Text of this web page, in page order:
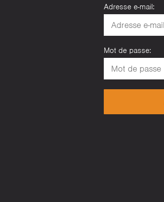
Adresse e-mail:
Mot de passe: